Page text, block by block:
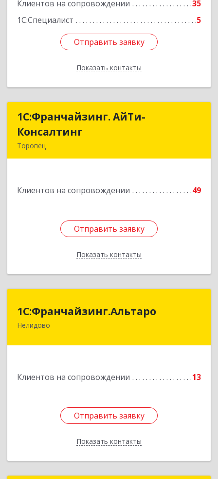
Клиентов на сопровождении
35
1С:Специалист
5
Отправить заявку
Показать контакты
Отправить заявку
Назад
1С:Франчайзинг. АйТи-
Консалтинг
Торопец
Клиентов на сопровождении 49
Отправить заявку
Показать контакты
1С:Франчайзинг. АйТи-
Подробнее
Отправить заявку
Назад
1С:Франчайзинг.Альтаро
Нелидово
Клиентов на сопровождении 13
Отправить заявку
Показать контакты
1С:Франчайзинг.Альтаро
172527, Тверская обл, Нелидово г, Матросова
Отправить заявку
Назад